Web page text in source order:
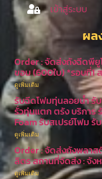
เข้าสู่ระบบ
ผล
Order : จัดส่งถังฉีดพี
ขอบ (600ใบ) *รอบที่1
ดูเพิ่มเติม
รับฉีดโฟมทุ่นลอยน้ำ รั
รั่วทุ่นแตก ตรัง บริกา
Foam รับสเปรย์โฟม
ดูเพิ่มเติม
Order : จัดส่งถังพลา
ลิตร สถานที่จัดส่ง : จัง
ดูเพิ่มเติม